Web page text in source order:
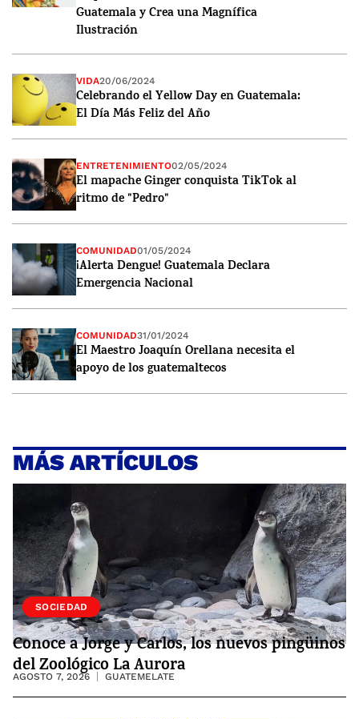
Guatemala y Crea una Magnífica
Ilustración
VIDA20/06/2024
Celebrando el Yellow Day en Guatemala:
El Día Más Feliz del Año
ENTRETENIMIENTO02/05/2024
El mapache Ginger conquista TikTok al
ritmo de "Pedro"
COMUNIDAD01/05/2024
¡Alerta Dengue! Guatemala Declara
Emergencia Nacional
COMUNIDAD31/01/2024
El Maestro Joaquín Orellana necesita el
apoyo de los guatemaltecos
MÁS ARTÍCULOS
VIDA
SOCIEDAD
Conoce a Jorge y Carlos, los nuevos pingüinos
del Zoológico La Aurora
AGOSTO 7, 2026 GUATEMELATE